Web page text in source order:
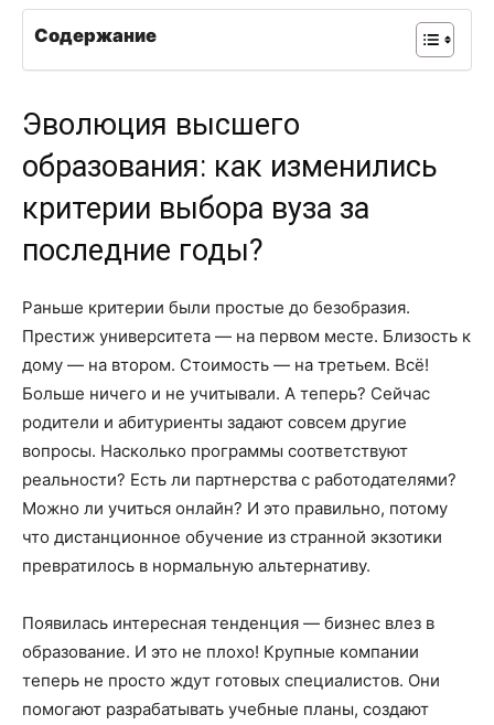
Содержание
Эволюция высшего
образования: как изменились
критерии выбора вуза за
последние годы?
Раньше критерии были простые до безобразия.
Престиж университета — на первом месте. Близость к
дому — на втором. Стоимость — на третьем. Всё!
Больше ничего и не учитывали. А теперь? Сейчас
родители и абитуриенты задают совсем другие
вопросы. Насколько программы соответствуют
реальности? Есть ли партнерства с работодателями?
Можно ли учиться онлайн? И это правильно, потому
что дистанционное обучение из странной экзотики
превратилось в нормальную альтернативу.
Появилась интересная тенденция — бизнес влез в
образование. И это не плохо! Крупные компании
теперь не просто ждут готовых специалистов. Они
помогают разрабатывать учебные планы, создают